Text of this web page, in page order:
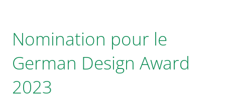
Nomination pour le
German Design Award
2023